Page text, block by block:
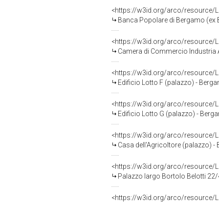
<https://w3id.org/arco/resource/
Banca Popolare di Bergamo
<https://w3id.org/arco/resource/
Camera di Commercio
<https://w3id.org/arco/resource/
Edificio Lotto F (palazzo) -
<https://w3id.org/arco/resource/
Edificio Lotto G (palazzo) -
<https://w3id.org/arco/resource/
Casa dell'Agricoltore (palazzo) -
<https://w3id.org/arco/resource/
Palazzo largo Bortolo Belotti
<https://w3id.org/arco/resource/